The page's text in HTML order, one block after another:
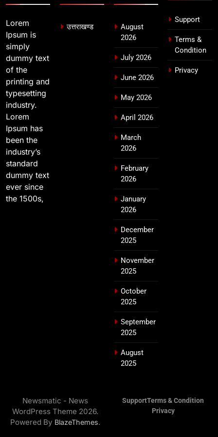
Lorem
Ipsum is
simply
dummy text
of the
printing and
typesetting
industry.
Lorem
Ipsum has
been the
industry’s
standard
dummy text
ever since
the 1500s,
उत्तराखण्ड
August
2026
July 2026
June 2026
May 2026
April 2026
March
2026
February
2026
January
2026
December
2025
November
2025
October
2025
September
2025
August
2025
Support
Terms &
Condition
Privacy
Newsmatic - News
WordPress Theme 2026.
Powered By BlazeThemes.
SupportTerms & Condition
Privacy